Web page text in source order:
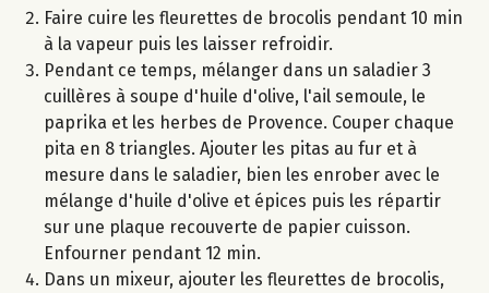
Faire cuire les fleurettes de brocolis pendant 10 min
à la vapeur puis les laisser refroidir.
Pendant ce temps, mélanger dans un saladier 3
cuillères à soupe d'huile d'olive, l'ail semoule, le
paprika et les herbes de Provence. Couper chaque
pita en 8 triangles. Ajouter les pitas au fur et à
mesure dans le saladier, bien les enrober avec le
mélange d'huile d'olive et épices puis les répartir
sur une plaque recouverte de papier cuisson.
Enfourner pendant 12 min.
Dans un mixeur, ajouter les fleurettes de brocolis,